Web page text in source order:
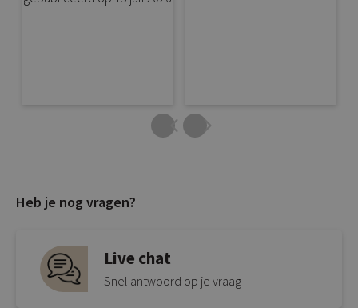
Heb je nog vragen?
Live chat
Snel antwoord op je vraag